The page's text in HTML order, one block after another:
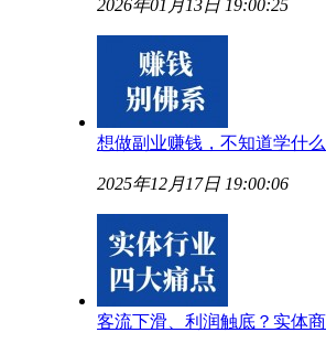
2026年01月13日 19:00:25
想做副业赚钱，不知道学什
2025年12月17日 19:00:06
客流下滑、利润触底？实体